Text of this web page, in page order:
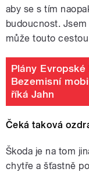
aby se s tím
budoucnost. Jsem
může touto
Plány
Bezemisní
říká Jahn
Čeká taková
Škoda je na tom
chytře a šťastně